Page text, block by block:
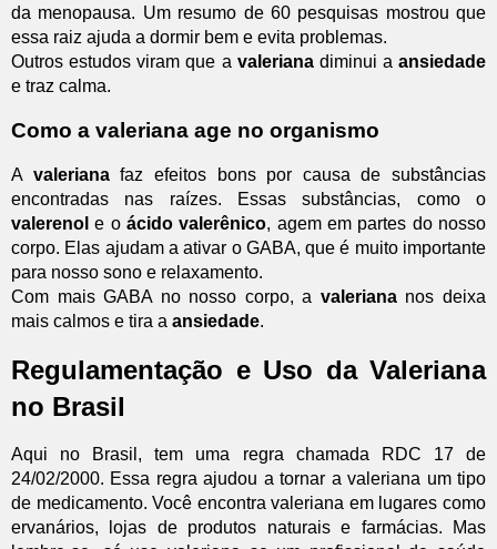
da menopausa. Um resumo de 60 pesquisas mostrou que
essa raiz ajuda a dormir bem e evita problemas.
Outros estudos viram que a valerianadiminui a ansiedade
e traz calma.
Como a valeriana age no organismo
A valerianafaz efeitos bons por causa de substâncias
encontradas nas raízes. Essas substâncias, como o
valerenol e o ácido valerênico, agem em partes do nosso
corpo. Elas ajudam a ativar o GABA, que é muito importante
para nosso sono e relaxamento.
Com mais GABA no nosso corpo, a valeriananos deixa
mais calmos e tira a ansiedade.
Regulamentação e Uso da Valeriana
no Brasil
Aqui no Brasil, tem uma regra chamada RDC 17 de
24/02/2000. Essa regra ajudou a tornar a valeriana um tipo
de medicamento. Você encontra valeriana em lugares como
ervanários, lojas de produtos naturais e farmácias. Mas